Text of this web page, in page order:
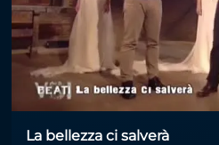
La bellezza ci salverà